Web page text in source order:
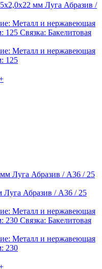
мм Луга Абразив /
Металл и нержавеющая
125 Связка: Бакелитовая
Металл и нержавеющая
125
Луга Абразив / А36 / 25
Металл и нержавеющая
230 Связка: Бакелитовая
Металл и нержавеющая
230